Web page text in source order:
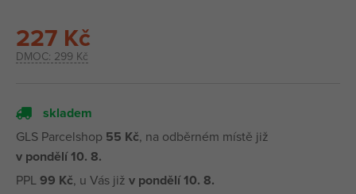
DMOC: 299 Kč
227 Kč
skladem
GLS Parcelshop 55 Kč, na odběrném místě již
v pondělí 10. 8.
PPL99 Kč, u Vás již v pondělí 10. 8.